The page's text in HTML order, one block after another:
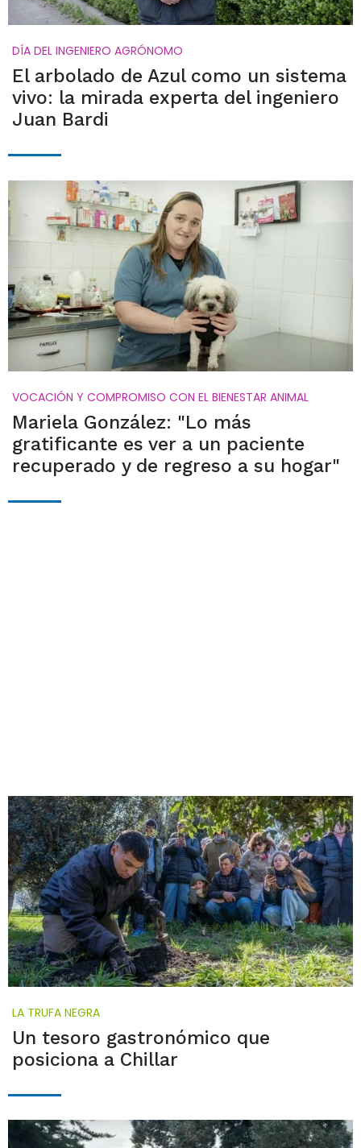
DÍA DEL INGENIERO AGRÓNOMO
El arbolado de Azul como un sistema
vivo: la mirada experta del ingeniero
Juan Bardi
VOCACIÓN Y COMPROMISO CON EL BIENESTAR ANIMAL
Mariela González: "Lo más
gratificante es ver a un paciente
recuperado y de regreso a su hogar"
LA TRUFA NEGRA
Un tesoro gastronómico que
posiciona a Chillar